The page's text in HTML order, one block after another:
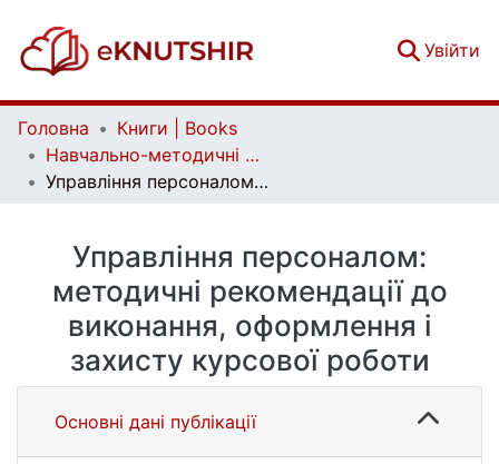
Увійти
Головна
Книги | Books
Навчально-методичні посібники | Educational and methodological complexes
Управління персоналом: методичні рекомендації до виконання, оформлення і захисту курсової роботи
Управління персоналом:
методичні рекомендації до
виконання, оформлення і
захисту курсової роботи
Основні дані публікації